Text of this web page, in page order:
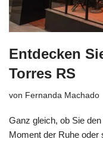
Entdecken
Torres RS
von Fernanda Machado
Ganz gleich, ob Sie
Moment der Ruhe